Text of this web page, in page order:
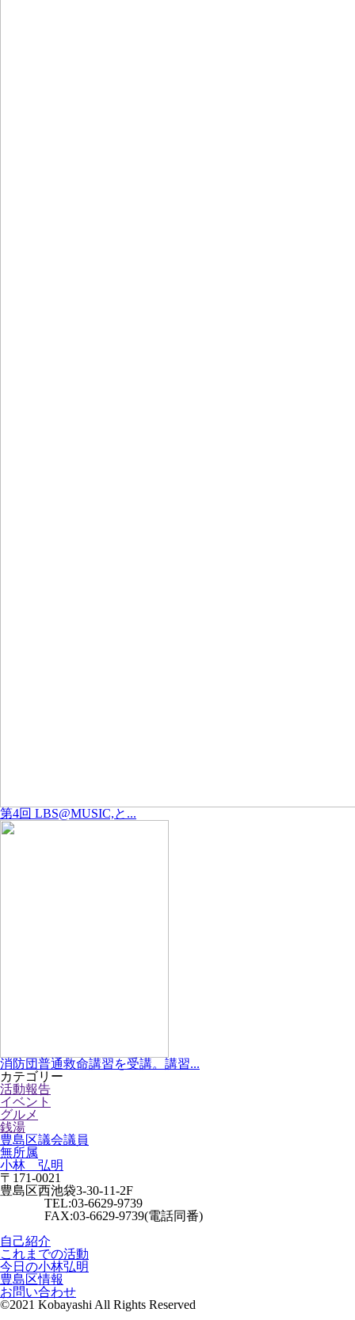
第4回 LBS@MUSIC,と...
消防団普通救命講習を受講。講習...
カテゴリー
活動報告
イベント
グルメ
銭湯
豊島区議会議員
無所属
小林 弘明
〒171-0021
豊島区西池袋3-30-11-2F
TEL:03-6629-9739
FAX:03-6629-9739(電話同番)
自己紹介
これまでの活動
今日の小林弘明
豊島区情報
お問い合わせ
©2021 Kobayashi All Rights Reserved